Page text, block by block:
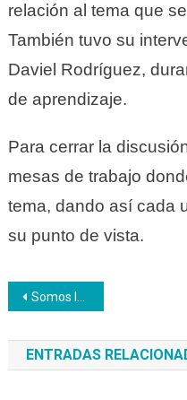
relación al tema que
También tuvo su
Daviel Rodríguez,
de aprendizaje.
Para cerrar la
mesas de trabajo
tema, dando así cada
su punto de vista.
Navegación
de
entradas
Somos Inces Radio conversó con Maggy Corredor de la Escuela de Formación Gastronómica del Inces Wadäka
ENTRADAS